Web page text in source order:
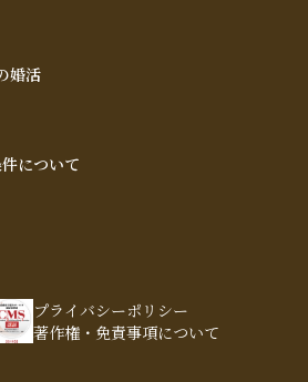
婚活
について
プライバシーポリシー
著作権・免責事項について